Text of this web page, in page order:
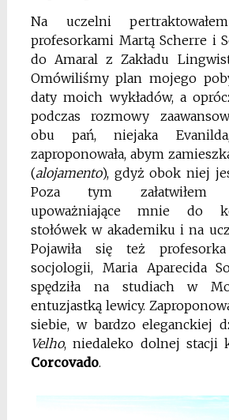
Na uczelni
profesorkami Martą Scherre i
do Amaral z Zakładu
Omówiliśmy plan mojego
daty moich wykładów, a
podczas rozmowy
obu pań, niejaka
zaproponowała, abym
(alojamento), gdyż obok niej
Poza tym załatwiłem
upoważniające mnie do
stołówek w akademiku i na
Pojawiła się też
socjologii, Maria Aparecida
spędziła na studiach w
entuzjastką lewicy.
siebie, w bardzo eleganckiej
Velho, niedaleko dolnej stacji
Corcovado.